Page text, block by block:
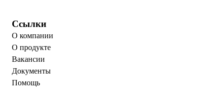
Ссылки
О компании
О продукте
Вакансии
Документы
Помощь